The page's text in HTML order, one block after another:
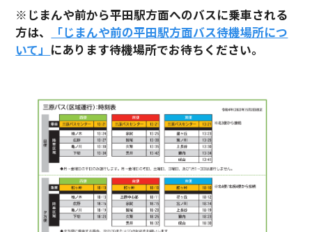
※じまんや前から平田駅方面へのバスに乗車される
方は、
「じまんや前の平田駅方面バス待機場所につ
いて」 にあります待機場所でお待ちください。